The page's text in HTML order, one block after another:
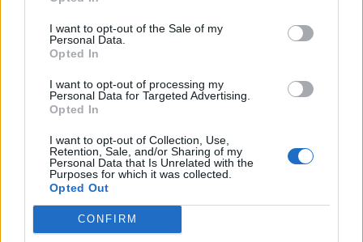
I want to opt-out of the Sale of my
Personal Data.
Opted In
I want to opt-out of processing my
Personal Data for Targeted Advertising.
Opted In
I want to opt-out of Collection, Use,
Retention, Sale, and/or Sharing of my
Personal Data that Is Unrelated with the
Purposes for which it was collected.
Opted Out
CONFIRM